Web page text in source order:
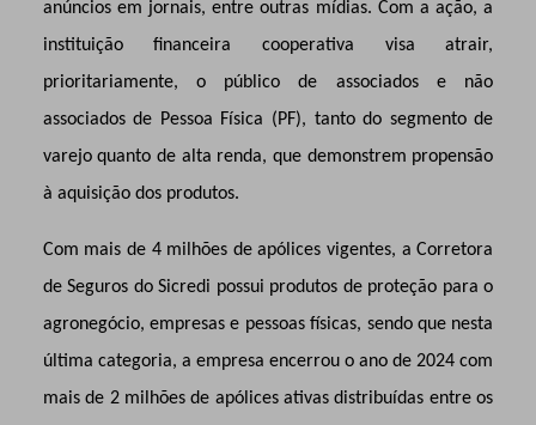
anúncios em jornais, entre outras mídias. Com a ação, a
instituição financeira cooperativa visa atrair,
prioritariamente, o público de associados e não
associados de Pessoa Física (PF), tanto do segmento de
varejo quanto de alta renda, que demonstrem propensão
à aquisição dos produtos.
Com mais de 4 milhões de apólices vigentes, a Corretora
de Seguros do Sicredi possui produtos de proteção para o
agronegócio, empresas e pessoas físicas, sendo que nesta
última categoria, a empresa encerrou o ano de 2024 com
mais de 2 milhões de apólices ativas distribuídas entre os